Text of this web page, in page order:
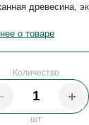
Количество
шт
древесина,
о товаре